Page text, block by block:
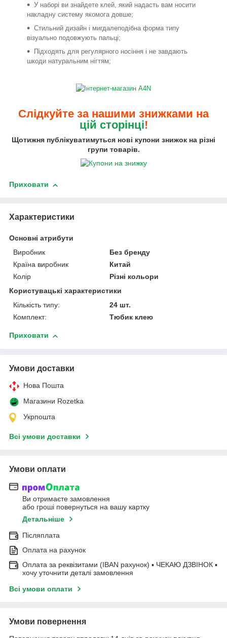
У наборі ви знайдете клей, який надасть вам носити
накладну систему якомога довше;
Стильний дизайн і мигдалеподібна форма типу
візуально подовжують пальці;
Підходять для регулярного носіння і не завдають
шкоди натуральним нігтям;
Слідкуйте за нашими знижками на
цій сторінці!
Щотижня публікуватимуться нові купони знижок на різні
групи товарів.
Приховати
Характеристики
Основні атрибути
Виробник
Без бренду
Країна виробник
Китай
Колір
Різні кольори
Користувацькі характеристики
Кількість типу:
24 шт.
Комплект:
Тюбик клею
Приховати
Умови доставки
Нова Пошта
Магазини Rozetka
Укрпошта
Всі умови доставки
Умови оплати
Ви отримаєте замовлення
або гроші повернуться на вашу картку
Детальніше
Післяплата
Оплата на рахунок
Оплата за реквізитами (IBAN рахунок) ▪ ЧЕКАЮ ДЗВІНОК ▪
хочу уточнити деталі замовлення
Всі умови оплати
Умови повернення